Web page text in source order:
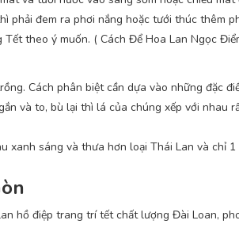
đem ra phơi nắng hoặc tưới thúc thêm
theo ý muốn. ( Cách Để Hoa Lan Ngọc
Cách phân biệt cần dựa vào những đặc
và to, bù lại thì lá của chúng xếp với nhau
xanh sáng và thưa hơn loại Thái Lan và chỉ
hồ điệp trang trí tết chất lượng Đài Loan,